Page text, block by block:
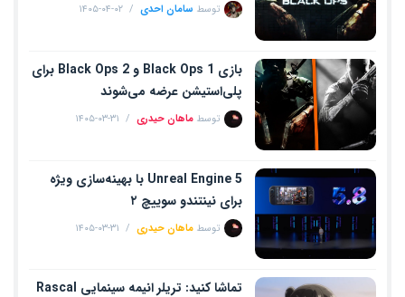
توسط سامان احدی ۱۴۰۵-۰۴-۰۲
بازی Black Ops 1 و Black Ops 2 برای
پلی‌استیشن عرضه می‌شوند
توسط ماهان حیدری ۱۴۰۵-۰۳-۳۱
Unreal Engine 5 با بهینه‌سازی ویژه
برای نینتندو سوییچ ۲
توسط ماهان حیدری ۱۴۰۵-۰۳-۳۱
تماشا کنید: تریلر انیمه سینمایی Rascal